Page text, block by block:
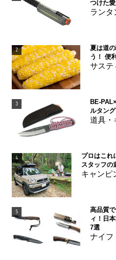
つけた
ランタ
2
夏は道
う！ 便
サステ
3
BE-
ルタン
道具・
4
プロはこれ
スタッフの
キャンピ
5
高品質
ィ！日
7選
ナイフ